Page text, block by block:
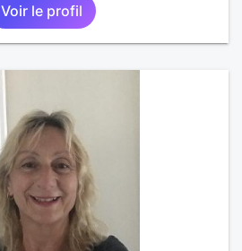
Voir le profil